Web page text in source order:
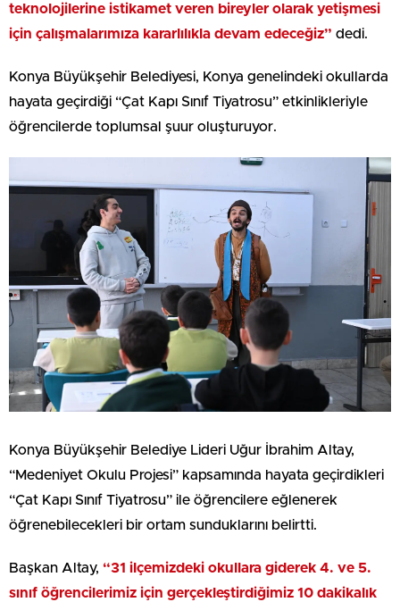
teknolojilerine istikamet veren bireyler olarak yetişmesi
için çalışmalarımıza kararlılıkla devam edeceğiz” dedi.
Konya Büyükşehir Belediyesi, Konya genelindeki okullarda
hayata geçirdiği “Çat Kapı Sınıf Tiyatrosu” etkinlikleriyle
öğrencilerde toplumsal şuur oluşturuyor.
Konya Büyükşehir Belediye Lideri Uğur İbrahim Altay,
“Medeniyet Okulu Projesi” kapsamında hayata geçirdikleri
“Çat Kapı Sınıf Tiyatrosu” ile öğrencilere eğlenerek
öğrenebilecekleri bir ortam sunduklarını belirtti.
Başkan Altay, “31 ilçemizdeki okullara giderek 4. ve 5.
sınıf öğrencilerimiz için gerçekleştirdiğimiz 10 dakikalık